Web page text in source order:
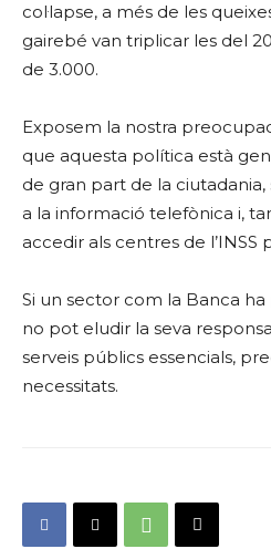
col·lapse, a més de les
gairebé van triplicar les del
de 3.000.
Exposem la nostra
que aquesta política està
de gran part de la
a la informació telefònica i,
accedir als centres de l’INSS
Si un sector com la Banca
no pot eludir la seva
serveis públics essencials,
necessitats.